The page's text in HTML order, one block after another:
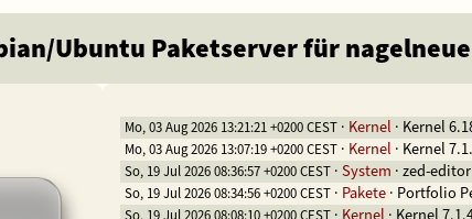
Ubuntu Paketserver für
Mo, 03 Aug 2026 13:21:21 +0200 CEST · Kernel · Kernel
Mo, 03 Aug 2026 13:07:19 +0200 CEST · Kernel · Kernel
So, 19 Jul 2026 08:36:57 +0200 CEST · System · zed-
So, 19 Jul 2026 08:34:56 +0200 CEST · Pakete · Portfolio